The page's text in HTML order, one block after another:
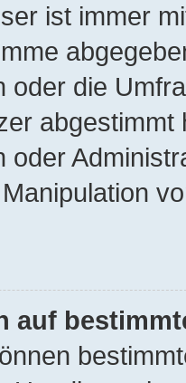
ist immer
oder die
oder
auf